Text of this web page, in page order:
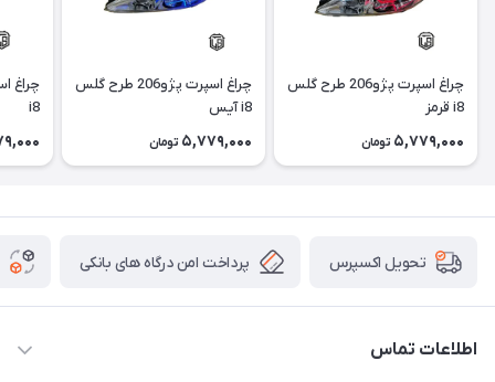
چراغ اسپرت پژو206 طرح گلس
i8 قرمز
5,779,000 تومان
چراغ اسپرت پژو206 طرح گلس
i8 آیس
5,779,000 تومان
i8
تحویل اکسپرس پرداخت امن درگاه های بانکی
اطلاعات تماس